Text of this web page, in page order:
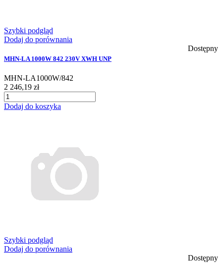
Szybki podgląd
Dodaj do porównania
Dostępny
MHN-LA 1000W 842 230V XWH UNP
MHN-LA1000W/842
2 246,19 zł
Dodaj do koszyka
Szybki podgląd
Dodaj do porównania
Dostępny